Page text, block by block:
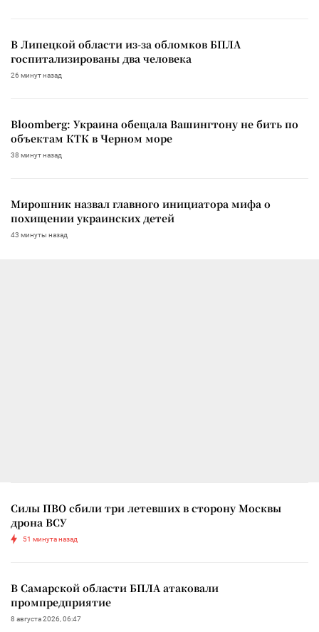
В Липецкой области из-за обломков БПЛА
госпитализированы два человека
26 минут назад
Bloomberg: Украина обещала Вашингтону не бить по
объектам КТК в Черном море
38 минут назад
Мирошник назвал главного инициатора мифа о
похищении украинских детей
43 минуты назад
Силы ПВО сбили три летевших в сторону Москвы
дрона ВСУ
51 минута назад
В Самарской области БПЛА атаковали
промпредприятие
8 августа 2026, 06:47